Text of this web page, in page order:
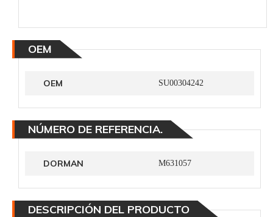
OEM
OEM SU00304242
NÚMERO DE REFERENCIA.
DORMAN M631057
DESCRIPCIÓN DEL PRODUCTO